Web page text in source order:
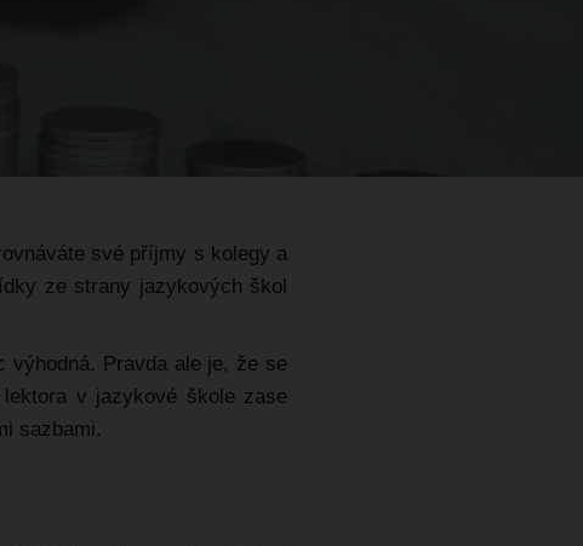
své příjmy s kolegy a
ze strany jazykových škol
výhodná. Pravda ale je, že se
v jazykové škole zase
sazbami.